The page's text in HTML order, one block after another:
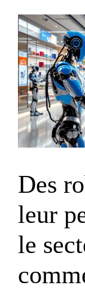
Des
leur
le